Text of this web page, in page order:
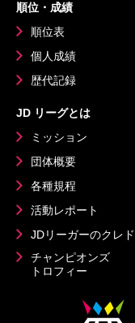
順位・成績
順位表
個人成績
歴代記録
JD リーグとは
ミッション
団体概要
各種規程
活動レポート
JDリーガーのクレド
チャンピオンズ
トロフィー